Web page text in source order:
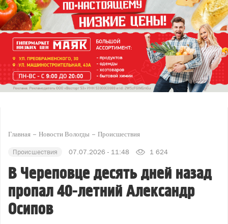
Главная Новости Вологды Происшествия
Происшествия 07.07.2026 - 11:48 1 624
В Череповце десять дней назад
пропал 40-летний Александр
Осипов